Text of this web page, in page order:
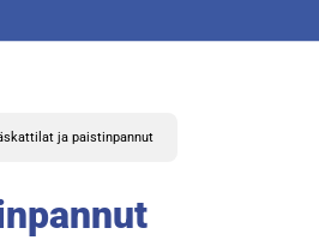
ja paistinpannut